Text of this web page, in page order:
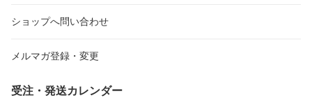
ショップへ問い合わせ
メルマガ登録・変更
受注・発送カレンダー